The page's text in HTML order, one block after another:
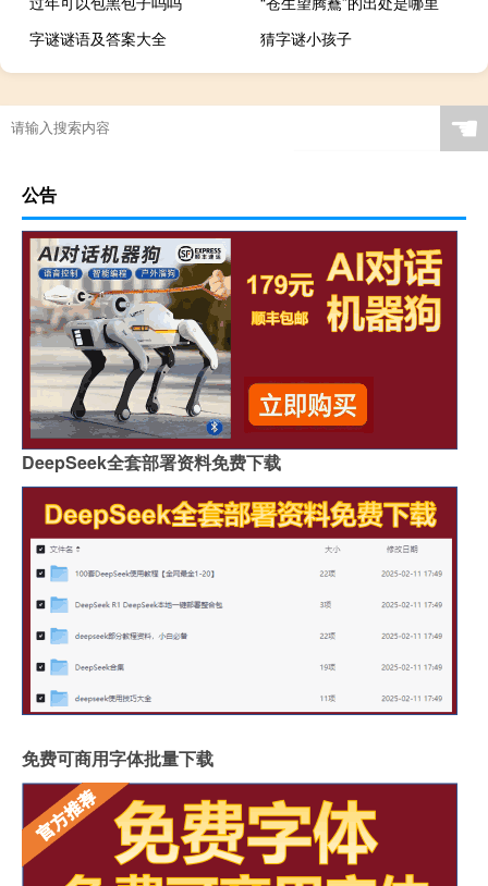
字谜谜语及答案大全
猜字谜小孩子
☚
公告
DeepSeek全套部署资料免费下载
免费可商用字体批量下载